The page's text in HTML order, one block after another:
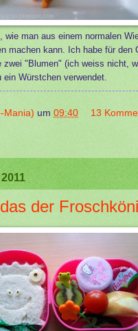
wie man aus einem normalen
machen kann. Ich habe für den
zwei "Blumen" (ich weiss nicht,
ein Würstchen verwendet.
Mania) um 09:40 13
der